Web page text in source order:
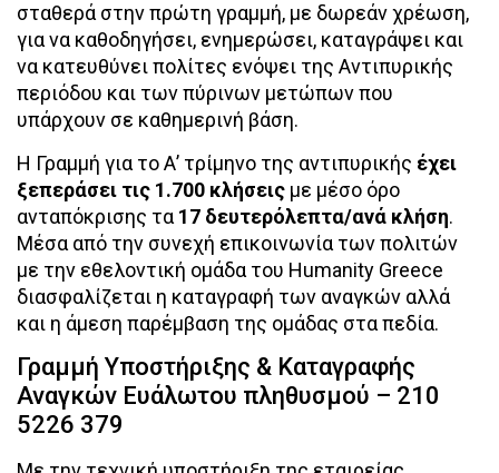
σταθερά στην πρώτη γραμμή, με δωρεάν χρέωση,
για να καθοδηγήσει, ενημερώσει, καταγράψει και
να κατευθύνει πολίτες ενόψει της Αντιπυρικής
περιόδου και των πύρινων μετώπων που
υπάρχουν σε καθημερινή βάση.
Η Γραμμή για το Α’ τρίμηνο της αντιπυρικής έχει
ξεπεράσει τις 1.700 κλήσεις με μέσο όρο
ανταπόκρισης τα 17 δευτερόλεπτα/ανά κλήση.
Μέσα από την συνεχή επικοινωνία των πολιτών
με την εθελοντική ομάδα του Humanity Greece
διασφαλίζεται η καταγραφή των αναγκών αλλά
και η άμεση παρέμβαση της ομάδας στα πεδία.
Γραμμή Υποστήριξης & Καταγραφής
Αναγκών Ευάλωτου πληθυσμού – 210
5226 379